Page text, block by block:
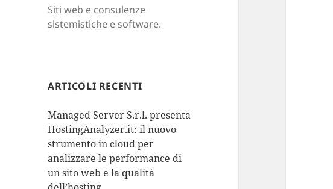
Siti web e consulenze
sistemistiche e software.
ARTICOLI RECENTI
Managed Server S.r.l. presenta
HostingAnalyzer.it: il nuovo
strumento in cloud per
analizzare le performance di
un sito web e la qualità